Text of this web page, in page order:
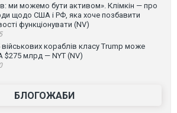
ми можемо бути активом». Клімкін — про
щодо США і РФ, яка хоче позбавити
функціонувати (NV)
військових кораблів класу Trump може
млрд — NYT (NV)
БЛОГОЖАБИ